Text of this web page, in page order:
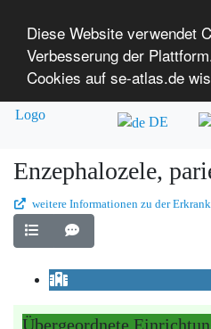
Diese Website verwendet
Verbesserung der
Cookies auf se-atlas.de
SE-ATLAS
Versorgungsatlas
Überblick über
DE
Enzephalozele,
weitere Informationen zu der
Übergeordnete